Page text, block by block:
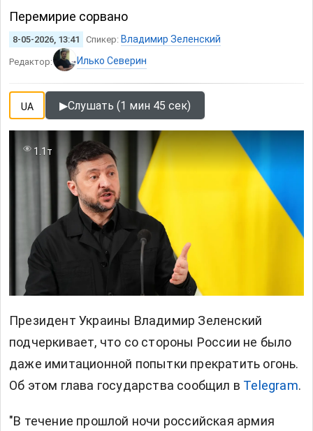
Перемирие сорвано
8-05-2026, 13:41 Спикер: Владимир Зеленский
Редактор: Илько Северин
UA ▶Слушать (1 мин 45 сек)
1.1т
Президент Украины Владимир Зеленский
подчеркивает, что со стороны России не было
даже имитационной попытки прекратить огонь.
Об этом глава государства сообщил в Telegram.
"В течение прошлой ночи российская армия